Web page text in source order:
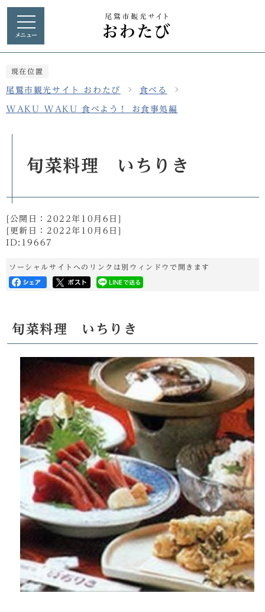
メニュー
現在位置
尾鷲市観光サイト おわたび 食べる
WAKU WAKU 食べよう！ お食事処編
旬菜料理 いちりき
[公開日： 2022年10月6日 ]
[更新日： 2022年10月6日 ]
ID:19667
ソーシャルサイトへのリンクは別ウィンドウで開きます
旬菜料理 いちりき